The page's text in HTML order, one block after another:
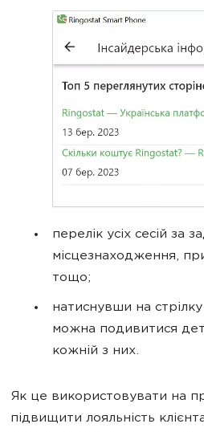
перелік усіх сесій за
місцезнаходження,
тощо;
натиснувши на стрілку
можна подивитися
кожній з них.
Як це використовувати на
підвищити лояльність